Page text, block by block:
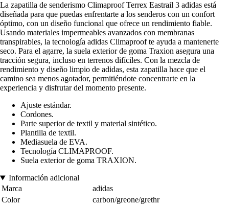
La zapatilla de senderismo Climaproof Terrex Eastrail 3 adidas está
diseñada para que puedas enfrentarte a los senderos con un confort
óptimo, con un diseño funcional que ofrece un rendimiento fiable.
Usando materiales impermeables avanzados con membranas
transpirables, la tecnología adidas Climaproof te ayuda a mantenerte
seco. Para el agarre, la suela exterior de goma Traxion asegura una
tracción segura, incluso en terrenos difíciles. Con la mezcla de
rendimiento y diseño limpio de adidas, esta zapatilla hace que el
camino sea menos agotador, permitiéndote concentrarte en la
experiencia y disfrutar del momento presente.
Ajuste estándar.
Cordones.
Parte superior de textil y material sintético.
Plantilla de textil.
Mediasuela de EVA.
Tecnología CLIMAPROOF.
Suela exterior de goma TRAXION.
Información adicional
Marca
adidas
Color
carbon/greone/grethr